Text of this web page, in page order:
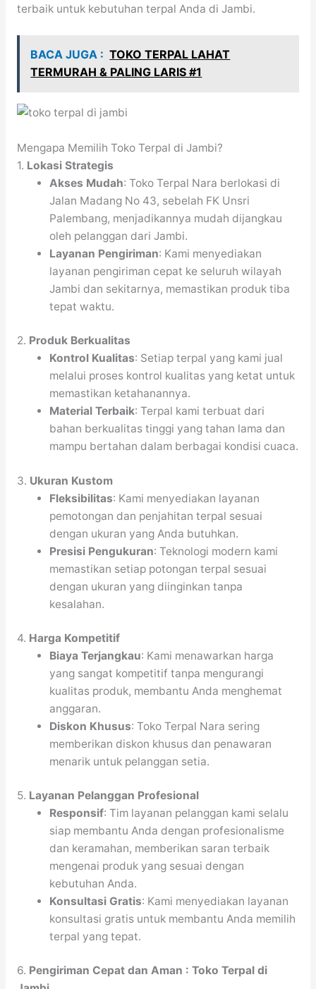
terbaik untuk kebutuhan terpal Anda di Jambi.
BACA JUGA : TOKO TERPAL LAHAT
TERMURAH & PALING LARIS #1
Mengapa Memilih Toko Terpal di Jambi?
1. Lokasi Strategis
Akses Mudah: Toko Terpal Nara berlokasi di
Jalan Madang No 43, sebelah FK Unsri
Palembang, menjadikannya mudah dijangkau
oleh pelanggan dari Jambi.
Layanan Pengiriman: Kami menyediakan
layanan pengiriman cepat ke seluruh wilayah
Jambi dan sekitarnya, memastikan produk tiba
tepat waktu.
2. Produk Berkualitas
Kontrol Kualitas: Setiap terpal yang kami jual
melalui proses kontrol kualitas yang ketat untuk
memastikan ketahanannya.
Material Terbaik: Terpal kami terbuat dari
bahan berkualitas tinggi yang tahan lama dan
mampu bertahan dalam berbagai kondisi cuaca.
3. Ukuran Kustom
Fleksibilitas: Kami menyediakan layanan
pemotongan dan penjahitan terpal sesuai
dengan ukuran yang Anda butuhkan.
Presisi Pengukuran: Teknologi modern kami
memastikan setiap potongan terpal sesuai
dengan ukuran yang diinginkan tanpa
kesalahan.
4. Harga Kompetitif
Biaya Terjangkau: Kami menawarkan harga
yang sangat kompetitif tanpa mengurangi
kualitas produk, membantu Anda menghemat
anggaran.
Diskon Khusus: Toko Terpal Nara sering
memberikan diskon khusus dan penawaran
menarik untuk pelanggan setia.
5. Layanan Pelanggan Profesional
Responsif: Tim layanan pelanggan kami selalu
siap membantu Anda dengan profesionalisme
dan keramahan, memberikan saran terbaik
mengenai produk yang sesuai dengan
kebutuhan Anda.
Konsultasi Gratis: Kami menyediakan layanan
konsultasi gratis untuk membantu Anda memilih
terpal yang tepat.
6. Pengiriman Cepat dan Aman : Toko Terpal di